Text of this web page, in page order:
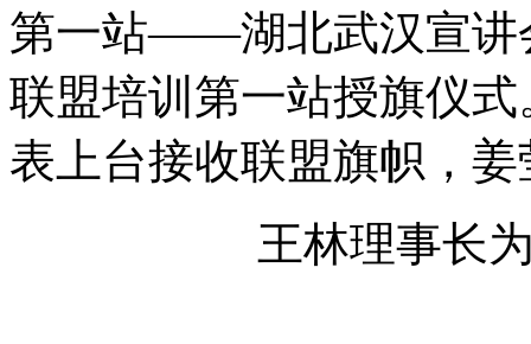
第一站——湖北武汉宣讲
联盟培训第一站授旗仪
表上台接收联盟旗帜，
王林理事长